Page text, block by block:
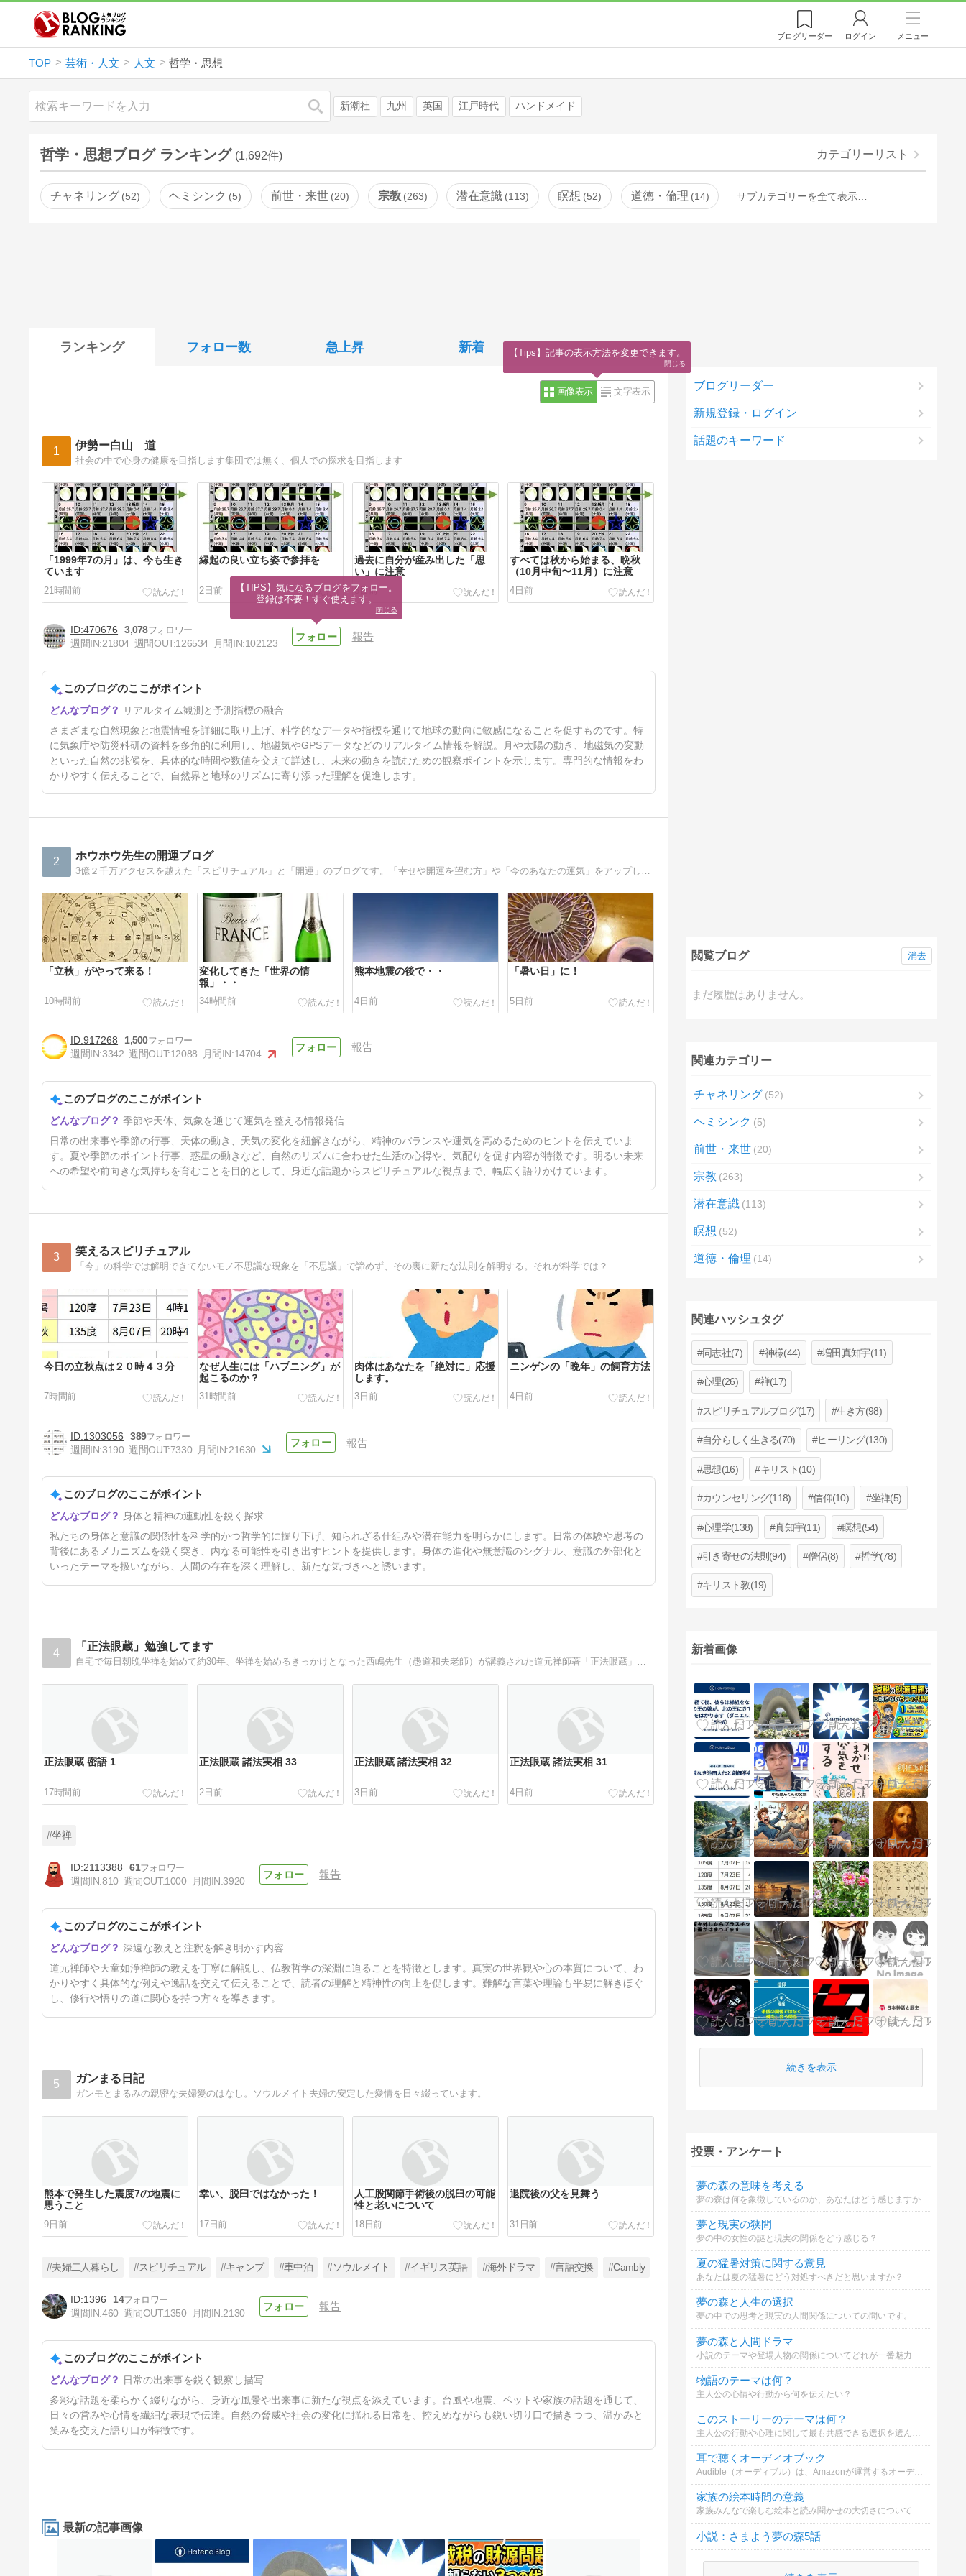
ブログリーダー ログイン メニュー
TOP 芸術・人文 人文 哲学・思想
検索 新潮社 九州 英国 江戸時代 ハンドメイド
哲学・思想ブログ ランキング (1,692件) カテゴリーリスト
チャネリング 52 ヘミシンク 5 前世・来世 20 宗教 263 潜在意識 113 瞑想 52 道徳・倫理 14 サブカテゴリーを全て表示…
ランキング フォロー数 急上昇 新着
画像表示 文字表示
1 伊勢ー白山 道
社会の中で心身の健康を目指します集団では無く、個人での探求を目指します
「1999年7の月」は、今も生き
ています
21時間前
縁起の良い立ち姿で参拝を
2日前
過去に自分が産み出した「思
い」に注意
3日前
すべては秋から始まる、晩秋
（10月中旬〜11月）に注意
4日前
今日からお盆に掛けての注意点
5日前
470676
3,078
週間IN:21804 週間OUT:126534 月間IN:102123
報告
このブログのここがポイント
リアルタイム観測と予測指標の融合
さまざまな自然現象と地震情報を詳細に取り上げ、科学的なデータや指標を通じて地球の動向に敏感になることを促すものです。特
に気象庁や防災科研の資料を多角的に利用し、地磁気やGPSデータなどのリアルタイム情報を解説。月や太陽の動き、地磁気の変動
といった自然の兆候を、具体的な時間や数値を交えて詳述し、未来の動きを読むための観察ポイントを示します。専門的な情報をわ
かりやすく伝えることで、自然界と地球のリズムに寄り添った理解を促進します。
2 ホウホウ先生の開運ブログ
「立秋」がやって来る！
10時間前
変化してきた「世界の情
報」・・
34時間前
熊本地震の後で・・
4日前
「暑い日」に！
5日前
「お盆」「お墓参り」「小旅
行」・・
6日前
917268
1,500
週間IN:3342 週間OUT:12088 月間IN:14704
報告
このブログのここがポイント
季節や天体、気象を通じて運気を整える情報発信
日常の出来事や季節の行事、天体の動き、天気の変化を紐解きながら、精神のバランスや運気を高めるためのヒントを伝えていま
す。夏や季節のポイント行事、惑星の動きなど、自然のリズムに合わせた生活の心得や、気配りを促す内容が特徴です。明るい未来
への希望や前向きな気持ちを育むことを目的として、身近な話題からスピリチュアルな視点まで、幅広く語りかけています。
3 笑えるスピリチュアル
「今」の科学では解明できてないモノ不思議な現象を「不思議」で諦めず、その裏に新たな法則を解明する。それが科学では？
今日の立秋点は２０時４３分
7時間前
なぜ人生には「ハプニング」が
起こるのか？
31時間前
肉体はあなたを「絶対に」応援
します。
3日前
ニンゲンの「晩年」の飼育方法
4日前
現実を変えない1番いい方法
5日前
1303056
389
週間IN:3190 週間OUT:7330 月間IN:21630
報告
このブログのここがポイント
身体と精神の連動性を鋭く探求
私たちの身体と意識の関係性を科学的かつ哲学的に掘り下げ、知られざる仕組みや潜在能力を明らかにします。日常の体験や思考の
背後にあるメカニズムを鋭く突き、内なる可能性を引き出すヒントを提供します。身体の進化や無意識のシグナル、意識の外部化と
いったテーマを扱いながら、人間の存在を深く理解し、新たな気づきへと誘います。
4 「正法眼蔵」勉強してます
自宅で毎日朝晩坐禅を始めて約30年、坐禅を始めるきっかけとなった西嶋先生（愚道和夫老師）が講義された道元禅師著「正法眼蔵」を毎日ブログで紹介しています。
正法眼蔵 密語 1
17時間前
正法眼蔵 諸法実相 33
2日前
正法眼蔵 諸法実相 32
3日前
正法眼蔵 諸法実相 31
4日前
5日前
#坐禅
2113388
61
週間IN:810 週間OUT:1000 月間IN:3920
報告
このブログのここがポイント
深遠な教えと注釈を解き明かす内容
道元禅師や天童如浄禅師の教えを丁寧に解説し、仏教哲学の深淵に迫ることを特徴とします。真実の世界観や心の本質について、わ
かりやすく具体的な例えや逸話を交えて伝えることで、読者の理解と精神性の向上を促します。難解な言葉や理論も平易に解きほぐ
し、修行や悟りの道に関心を持つ方々を導きます。
5 ガンまる日記
ガンモとまるみの親密な夫婦愛のはなし。ソウルメイト夫婦の安定した愛情を日々綴っています。
熊本で発生した震度7の地震に
思うこと
9日前
幸い、脱臼ではなかった！
17日前
人工股関節手術後の脱臼の可能
性と老いについて
18日前
退院後の父を見舞う
31日前
31日前
#夫婦二人暮らし #スピリチュアル #キャンプ #車中泊 #ソウルメイト #イギリス英語 #海外ドラマ #言語交換 #Cambly
1396
14
週間IN:460 週間OUT:1350 月間IN:2130
報告
このブログのここがポイント
日常の出来事を鋭く観察し描写
多彩な話題を柔らかく綴りながら、身近な風景や出来事に新たな視点を添えています。台風や地震、ペットや家族の話題を通じて、
日々の営みや心情を繊細な表現で伝達。自然の脅威や社会の変化に揺れる日常を、控えめながらも鋭い切り口で描きつつ、温かみと
笑みを交えた語り口が特徴です。
最新の記事画像
ブログリーダー
新規登録・ログイン
話題のキーワード
閲覧ブログ
まだ履歴はありません。
消去
関連カテゴリー
チャネリング 52
ヘミシンク 5
前世・来世 20
宗教 263
潜在意識 113
瞑想 52
道徳・倫理 14
関連ハッシュタグ
同志社(7) 神様(44) 増田真知宇(11)
心理(26) 禅(17)
スピリチュアルブログ(17) 生き方(98)
自分らしく生きる(70) ヒーリング(130)
思想(16) キリスト(10)
カウンセリング(118) 信仰(10) 坐禅(5)
心理学(138) 真知宇(11) 瞑想(54)
引き寄せの法則(94) 僧侶(8) 哲学(78)
キリスト教(19)
新着画像
続きを表示
投票・アンケート
夢の森の意味を考える
夢の森は何を象徴しているのか、あなたはどう感じますか
夢と現実の狭間
夢の中の女性の謎と現実の関係をどう感じる？
夏の猛暑対策に関する意見
あなたは夏の猛暑にどう対処すべきだと思いますか？
夢の森と人生の選択
夢の中での思考と現実の人間関係についての問いです。
夢の森と人間ドラマ
物語のテーマは何？
主人公の心情や行動から何を伝えたい？
このストーリーのテーマは何？
主人公の行動や心理に関して最も共感できる選択を選んでください。
耳で聴くオーディオブック
Audible（オーディブル）は、Amazonが運営するオーディオブック・サービスです。プロのナレーターや人気声優が朗読してくれる本を、スマホやタブレットで気軽に「耳から」楽しめます。
家族の絵本時間の意義
家族みんなで楽しむ絵本と読み聞かせの大切さについてどう思いますか？
小説：さまよう夢の森5話
【TIPS】気になるブログをフォロー。
登録は不要！すぐ使えます。
閉じる
【Tips】記事の表示方法を変更できます。
閉じる